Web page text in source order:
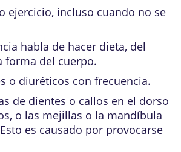
ejercicio, incluso cuando no se
habla de hacer dieta, del
forma del cuerpo.
o diuréticos con frecuencia.
de dientes o callos en el dorso
o las mejillas o la mandíbula
es causado por provocarse